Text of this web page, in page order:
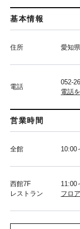
基本情報
住所 愛知
電話
052-
電話
営業時間
全館 10:00
西館7F
レストラン
11:00
フロ